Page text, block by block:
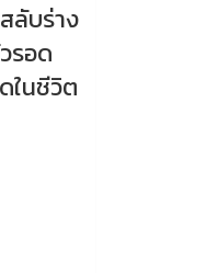
บร่าง
รอด
นชีวิต